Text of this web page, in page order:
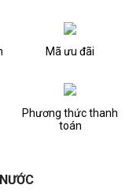
Mã ưu đãi
Phương thức thanh
toán